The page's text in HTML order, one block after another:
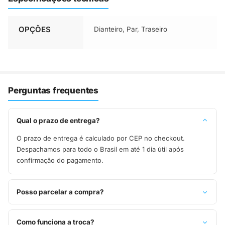
OPÇÕES Dianteiro, Par, Traseiro
Perguntas frequentes
Qual o prazo de entrega?
O prazo de entrega é calculado por CEP no checkout.
Despachamos para todo o Brasil em até 1 dia útil após
confirmação do pagamento.
Posso parcelar a compra?
Sim, parcelamos em até 10x sem juros no cartão de crédito,
ou pague à vista no Pix com 8% de desconto.
Como funciona a troca?